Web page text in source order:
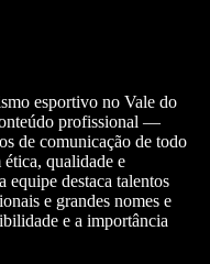
esportivo no Vale do
profissional —
de comunicação de todo
qualidade e
equipe destaca talentos
e grandes nomes e
e a importância